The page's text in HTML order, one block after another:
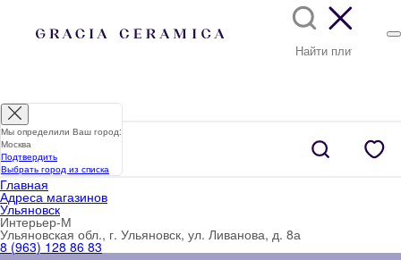
Главная
Адреса магазинов
Ульяновск
Интерьер-М
Ульяновская обл., г. Ульяновск, ул. Ливанова, д. 8а
8 (963) 128 86 83
Мы определили Ваш город:
Москва
Подтвердить
Выбрать город из списка